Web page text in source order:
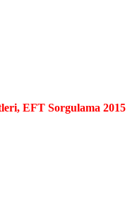
EFT Sorgulama 2015